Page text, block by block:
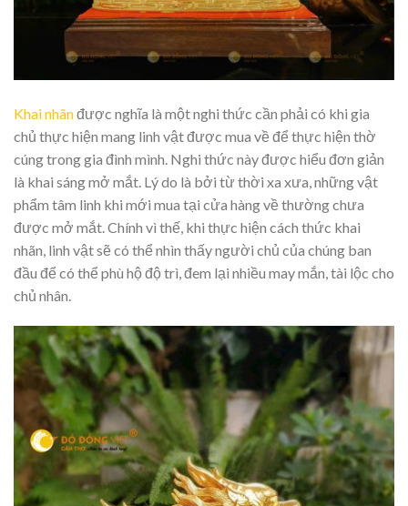
Khai nhãnđược nghĩa là một nghi thức cần phải có khi gia
chủ thực hiện mang linh vật được mua về để thực hiện thờ
cúng trong gia đình mình. Nghi thức này được hiểu đơn giản
là khai sáng mở mắt. Lý do là bởi từ thời xa xưa, những vật
phẩm tâm linh khi mới mua tại cửa hàng về thường chưa
được mở mắt. Chính vì thế, khi thực hiện cách thức khai
nhãn, linh vật sẽ có thể nhìn thấy người chủ của chúng ban
đầu để có thể phù hộ độ trì, đem lại nhiều may mắn, tài lộc cho
chủ nhân.